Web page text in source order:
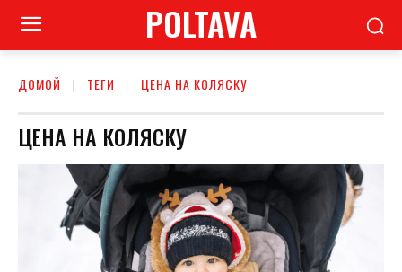
POLTAVA
ДОМОЙ ТЕГИ ЦЕНА НА КОЛЯСКУ
ЦЕНА НА КОЛЯСКУ